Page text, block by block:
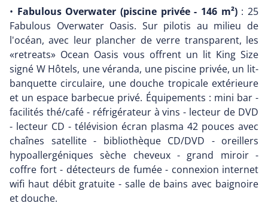
• Fabulous Overwater (piscine privée - 146 m²): 25
Fabulous Overwater Oasis. Sur pilotis au milieu de
l'océan, avec leur plancher de verre transparent, les
«retreats» Ocean Oasis vous offrent un lit King Size
signé W Hôtels, une véranda, une piscine privée, un lit-
banquette circulaire, une douche tropicale extérieure
et un espace barbecue privé. Équipements : mini bar -
facilités thé/café - réfrigérateur à vins - lecteur de DVD
- lecteur CD - télévision écran plasma 42 pouces avec
chaînes satellite - bibliothèque CD/DVD - oreillers
hypoallergéniques sèche cheveux - grand miroir -
coffre fort - détecteurs de fumée - connexion internet
wifi haut débit gratuite - salle de bains avec baignoire
et douche.